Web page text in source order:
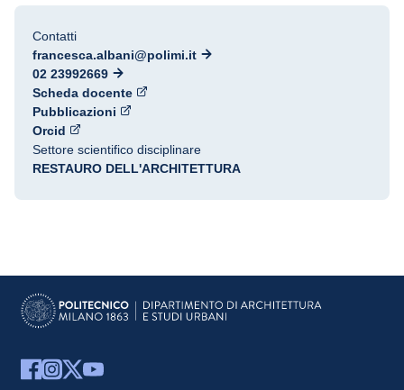
Contatti
francesca.albani@polimi.it
02 23992669
Scheda docente
Pubblicazioni
Orcid
Settore scientifico disciplinare
RESTAURO DELL'ARCHITETTURA